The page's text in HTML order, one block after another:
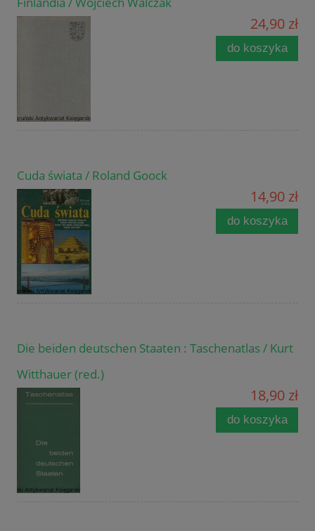
24,90 zł
do koszyka
Cuda świata / Roland Goock
14,90 zł
do koszyka
Die beiden deutschen Staaten : Taschenatlas / Kurt
Witthauer (red.)
18,90 zł
do koszyka